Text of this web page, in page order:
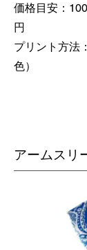
価格目安：
円
プリント方法
色）
アームスリ